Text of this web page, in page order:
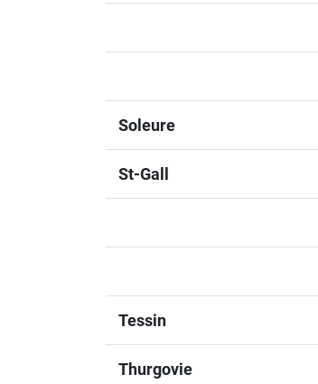
Soleure
St-Gall
Tessin
Thurgovie